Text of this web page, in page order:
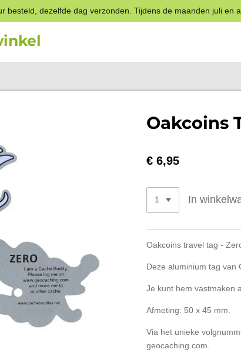
besteld, dezelfde dag verzonden. Tijdens de maanden juli en
Oakcoins
€ 6,95
In
Oakcoins travel tag -
Deze aluminium tag van
Je kunt hem vastmaken
Afmeting: 50 x 45 mm.
Via het unieke
geocaching.com.